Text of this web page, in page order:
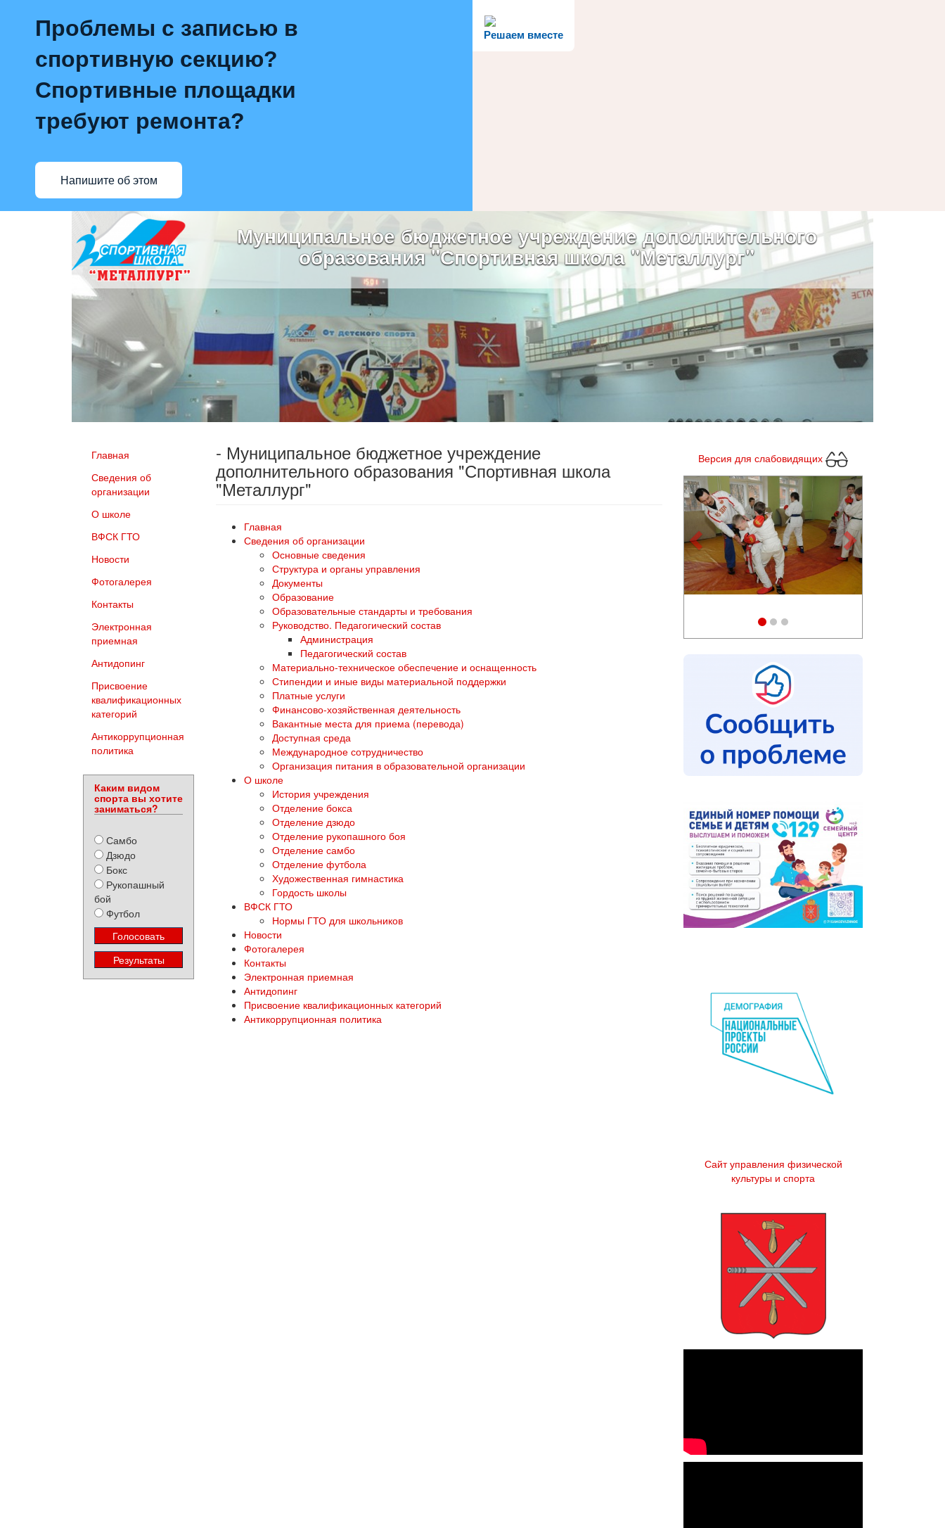
Решаем вместе
Проблемы с записью в
спортивную секцию?
Спортивные площадки
требуют ремонта?
Напишите об этом
Муниципальное бюджетное учреждение дополнительного
образования "Спортивная школа "Металлург"
Главная
Сведения об
организации
О школе
ВФСК ГТО
Новости
Фотогалерея
Контакты
Электронная
приемная
Антидопинг
Присвоение
квалификационных
категорий
Антикоррупционная
политика
Каким видом
спорта вы хотите
заниматься?
Самбо
Дзюдо
Бокс
Рукопашный
бой
Футбол
- Муниципальное бюджетное учреждение
дополнительного образования "Спортивная школа
"Металлург"
Главная
Сведения об организации
Основные сведения
Структура и органы управления
Документы
Образование
Образовательные стандарты и требования
Руководство. Педагогический состав
Администрация
Педагогический состав
Материально-техническое обеспечение и оснащенность
Стипендии и иные виды материальной поддержки
Платные услуги
Финансово-хозяйственная деятельность
Вакантные места для приема (перевода)
Доступная среда
Международное сотрудничество
Организация питания в образовательной организации
О школе
История учреждения
Отделение бокса
Отделение дзюдо
Отделение рукопашного боя
Отделение самбо
Отделение футбола
Художественная гимнастика
Гордость школы
ВФСК ГТО
Нормы ГТО для школьников
Новости
Фотогалерея
Контакты
Электронная приемная
Антидопинг
Присвоение квалификационных категорий
Антикоррупционная политика
Версия для слабовидящих
Previous Next
Сайт управления физической
культуры и спорта